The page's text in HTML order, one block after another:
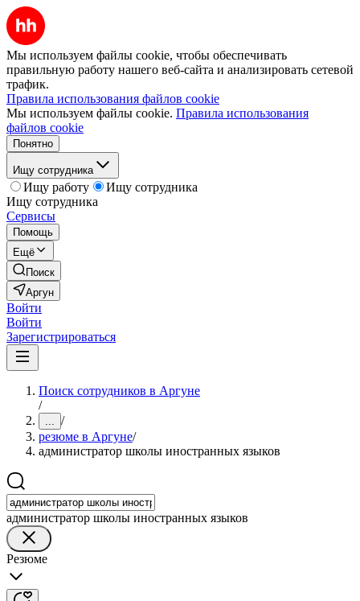
Мы используем файлы cookie, чтобы обеспечивать
правильную работу нашего веб-сайта и анализировать сетевой
трафик.
Правила использования файлов cookie
Мы используем файлы cookie. Правила использования
файлов cookie
Понятно
Ищу сотрудника
Ищу работу
Ищу сотрудника
Ищу сотрудника
Сервисы
Помощь
Ещё
Поиск
Аргун
Войти
Войти
Зарегистрироваться
Поиск сотрудников в Аргуне
/
... /
резюме в Аргуне/
администратор школы иностранных языков
администратор школы иностранных языков
Резюме